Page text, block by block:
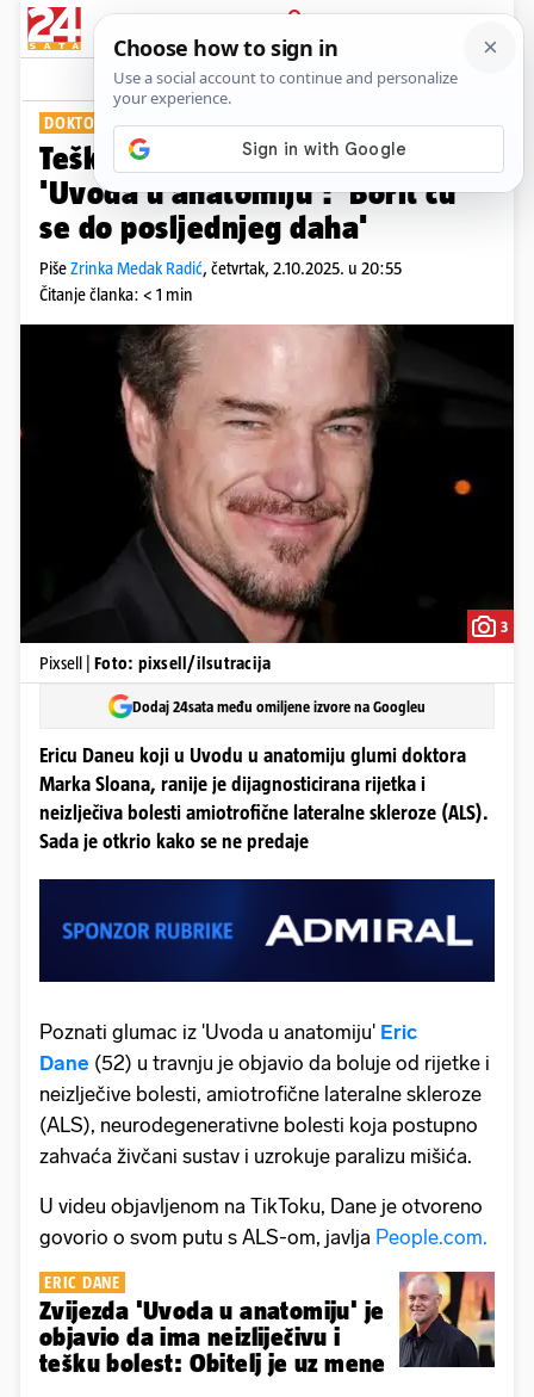
PRIJAVA
Show Komentari
DOKTOR 'ZGODNI'
Teška bolest poznatog glumca iz
'Uvoda u anatomiju': 'Borit ću
se do posljednjeg daha'
PišeZrinka Medak Radić, četvrtak, 2.10.2025. u 20:55
Čitanje članka: < 1 min
3
Pixsell | Foto: pixsell/ilsutracija
Dodaj 24sata među omiljene izvore na Googleu
Ericu Daneu koji u Uvodu u anatomiju glumi doktora
Marka Sloana, ranije je dijagnosticirana rijetka i
neizlječiva bolesti amiotrofične lateralne skleroze (ALS).
Sada je otkrio kako se ne predaje
Poznati glumac iz 'Uvoda u anatomiju' Eric
Dane (52) u travnju je objavio da boluje od rijetke i
neizlječive bolesti, amiotrofične lateralne skleroze
(ALS), neurodegenerativne bolesti koja postupno
zahvaća živčani sustav i uzrokuje paralizu mišića.
U videu objavljenom na TikToku, Dane je otvoreno
govorio o svom putu s ALS-om, javlja People.com.
ERIC DANE
Zvijezda 'Uvoda u anatomiju' je
objavio da ima neizliječivu i
tešku bolest: Obitelj je uz mene